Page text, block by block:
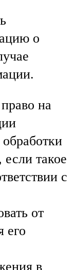
о
на
такое
с
от
его
в